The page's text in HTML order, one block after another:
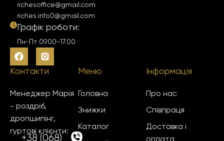
richesoffice@gmail.com
riches.info0@gmail.com
Графік роботи:
Пн-Пт 09.00-17.00
Меню
Головна
Знижки
Каталог
Інформація
Про нас
Співпраця
Доставка і
оплата
Контакти
Менеджер Марія
- роздріб,
дропшипінг,
гуртові клієнти:
+38 (068)